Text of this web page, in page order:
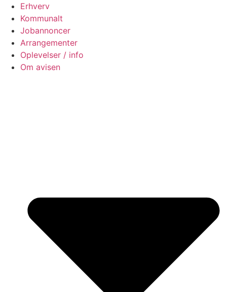
Erhverv
Kommunalt
Jobannoncer
Arrangementer
Oplevelser / info
Om avisen